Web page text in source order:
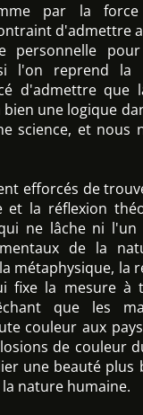
par la
d'admettre
personnelle
l'on reprend la
d'admettre que
une logique
science, et nous
efforcés de
et la réflexion
ne lâche ni l'un
de la
métaphysique, la
fixe la mesure à
que les
couleur aux
de couleur
une beauté plus
nature humaine.